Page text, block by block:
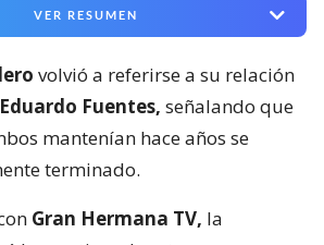
VER RESUMEN
volvió a referirse a su relación
Eduardo Fuentes, señalando que
mantenían hace años se
terminado.
Gran Hermana TV, la